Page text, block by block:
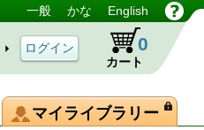
一般 かな English
カート
0
マイライブラリー